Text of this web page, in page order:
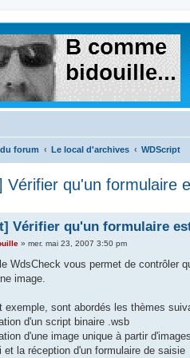
forum Le local d'archives WDScript
Vérifier qu'un formulaire
Vérifier qu'un formulaire
» mer. mai 23, 2007 3:50 pm
WdsCheck vous permet de contrôler
image.
exemple, sont abordés les thèmes
d'un script binaire .wsb
d'une image unique à partir
et la réception d'un formulaire de saisie